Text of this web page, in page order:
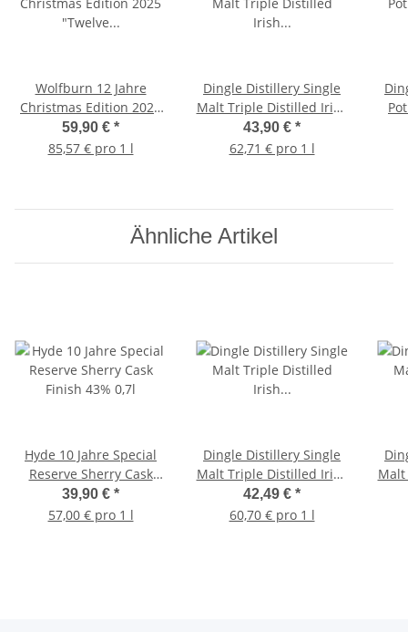
Wolfburn 12 Jahre
Christmas Edition 2025
"Twelve Days of
Christmas" 46% 0,7l
59,90 € *
85,57 € pro 1 l
Dingle Distillery Single
Malt Triple Distilled Irish
Whiskey 46,5% 0,7l
43,90 € *
62,71 € pro 1 l
Ähnliche Artikel
Hyde 10 Jahre Special
Reserve Sherry Cask
Finish 43% 0,7l
39,90 € *
57,00 € pro 1 l
Dingle Distillery Single
Malt Triple Distilled Irish
Whiskey 46,3% 0,7l
42,49 € *
60,70 € pro 1 l